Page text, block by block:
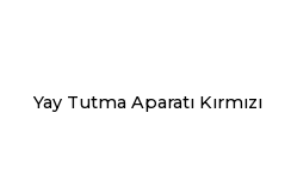
Yay Tutma Aparatı Kırmızı